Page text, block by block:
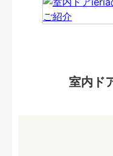
室内ド